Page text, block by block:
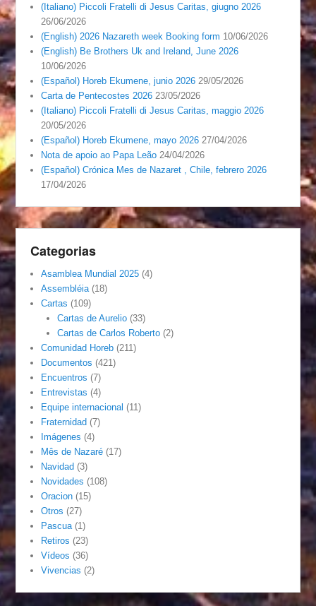
(Italiano) Piccoli Fratelli di Jesus Caritas, giugno 2026
26/06/2026
(English) 2026 Nazareth week Booking form 10/06/2026
(English) Be Brothers Uk and Ireland, June 2026
10/06/2026
(Español) Horeb Ekumene, junio 2026 29/05/2026
Carta de Pentecostes 2026 23/05/2026
(Italiano) Piccoli Fratelli di Jesus Caritas, maggio 2026
20/05/2026
(Español) Horeb Ekumene, mayo 2026 27/04/2026
Nota de apoio ao Papa Leão 24/04/2026
(Español) Crónica Mes de Nazaret , Chile, febrero 2026
17/04/2026
Categorias
Asamblea Mundial 2025 (4)
Assembléia (18)
Cartas (109)
Cartas de Aurelio(33)
Cartas de Carlos Roberto(2)
Comunidad Horeb (211)
Documentos (421)
Encuentros (7)
Entrevistas (4)
Equipe internacional (11)
Fraternidad (7)
Imágenes (4)
Mês de Nazaré (17)
Navidad (3)
Novidades (108)
Oracion (15)
Otros (27)
Pascua (1)
Retiros (23)
Vídeos (36)
Vivencias (2)